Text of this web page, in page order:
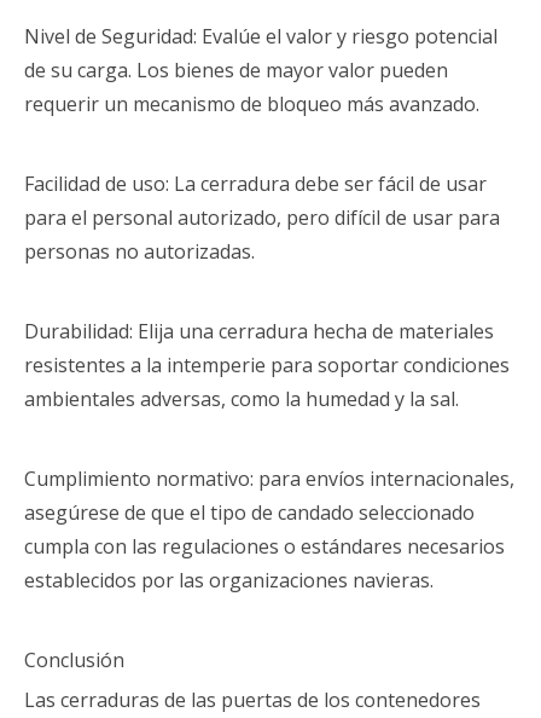
Nivel de Seguridad: Evalúe el valor y riesgo potencial
de su carga. Los bienes de mayor valor pueden
requerir un mecanismo de bloqueo más avanzado.
Facilidad de uso: La cerradura debe ser fácil de usar
para el personal autorizado, pero difícil de usar para
personas no autorizadas.
Durabilidad: Elija una cerradura hecha de materiales
resistentes a la intemperie para soportar condiciones
ambientales adversas, como la humedad y la sal.
Cumplimiento normativo: para envíos internacionales,
asegúrese de que el tipo de candado seleccionado
cumpla con las regulaciones o estándares necesarios
establecidos por las organizaciones navieras.
Conclusión
Las cerraduras de las puertas de los contenedores